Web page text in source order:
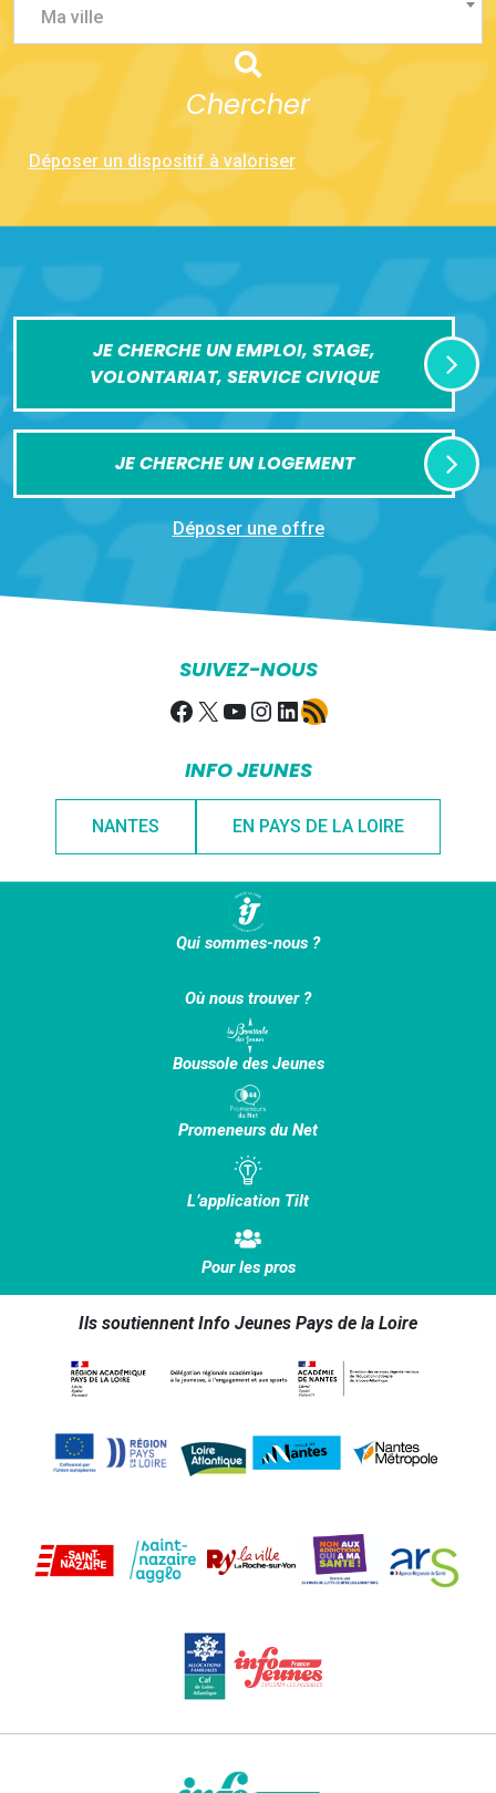
Ma ville
Chercher
Déposer un dispositif à valoriser
JE CHERCHE UN EMPLOI, STAGE,
VOLONTARIAT, SERVICE CIVIQUE
JE CHERCHE UN LOGEMENT
Déposer une offre
SUIVEZ-NOUS
Facebook
X YouTube
Instagram
LinkedIn
Flux RSS
INFO JEUNES
NANTES EN PAYS DE LA LOIRE
Qui sommes-nous ?
Où nous trouver ?
Boussole des Jeunes
Promeneurs du Net
L’application Tilt
Pour les pros
Ils soutiennent Info Jeunes Pays de la Loire